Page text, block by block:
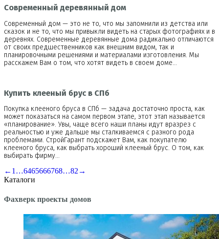
Современный деревянный дом
Современный дом — это не то, что мы запомнили из детства или
сказок и не то, что мы привыкли видеть на старых фотографиях и в
деревнях. Современные деревянные дома радикально отличаются
от своих предшественников как внешним видом, так и
планировочными решениями и материалами изготовления. Мы
расскажем Вам о том, что хотят видеть в своем доме…
Купить клееный брус в СПб
Покупка клееного бруса в СПб — задача достаточно проста, как
может показаться на самом первом этапе, этот этап называется
«планирование». Увы, чаще всего наши планы идут вразрез с
реальностью и уже дальше мы сталкиваемся с разного рода
проблемами. СтройГарант подскажет Вам, как покупателю
клееного бруса, как выбрать хороший клееный брус. О том, как
выбирать фирму…
← 1 …6465666768…82 →
Каталоги
Фахверк проекты домов